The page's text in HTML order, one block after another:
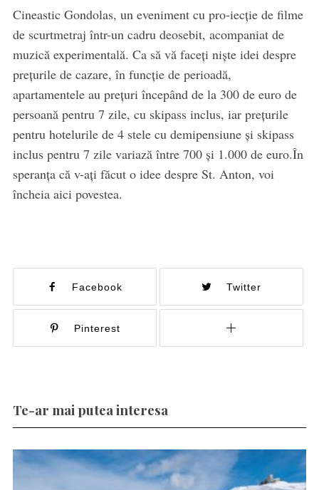
Cineastic Gondolas, un eveniment cu pro-iecţie de filme
de scurtmetraj într-un cadru deosebit, acompaniat de
muzică experimentală. Ca să vă faceţi nişte idei despre
preţurile de cazare, în funcţie de perioadă,
apartamentele au preţuri începând de la 300 de euro de
persoană pentru 7 zile, cu skipass inclus, iar preţurile
pentru hotelurile de 4 stele cu demipensiune şi skipass
inclus pentru 7 zile variază între 700 şi 1.000 de euro.În
speranţa că v-ați făcut o idee despre St. Anton, voi
încheia aici povestea.
Facebook Twitter
Pinterest
Te-ar mai putea interesa